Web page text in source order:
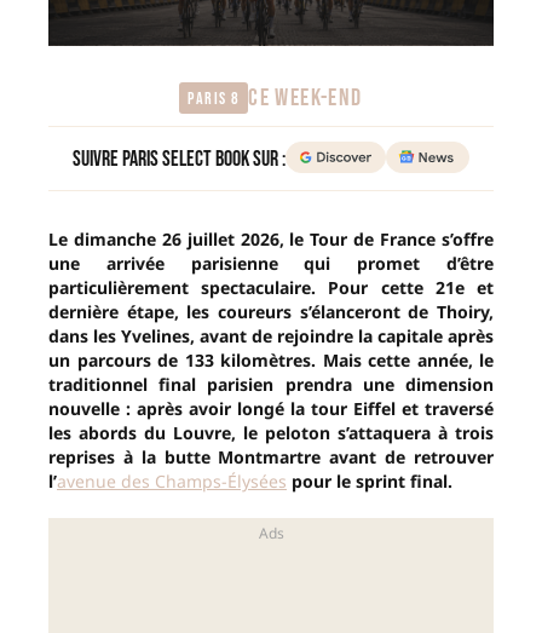
Paris 8 CE WEEK-END
Suivre Paris Select Book sur :
Le dimanche 26 juillet 2026, le Tour de France s’offre
une arrivée parisienne qui promet d’être
particulièrement spectaculaire. Pour cette 21e et
dernière étape, les coureurs s’élanceront de Thoiry,
dans les Yvelines, avant de rejoindre la capitale après
un parcours de 133 kilomètres. Mais cette année, le
traditionnel final parisien prendra une dimension
nouvelle : après avoir longé la tour Eiffel et traversé
les abords du Louvre, le peloton s’attaquera à trois
reprises à la butte Montmartre avant de retrouver
l’avenue des Champs-Élysées pour le sprint final.